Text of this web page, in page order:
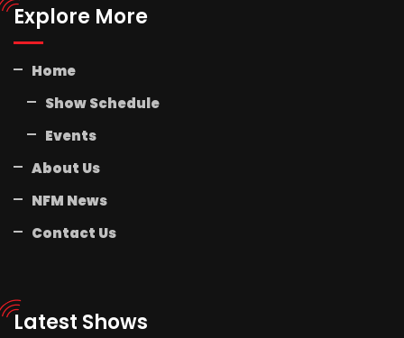
Explore More
Home
Show Schedule
Events
About Us
NFM News
Contact Us
Latest Shows